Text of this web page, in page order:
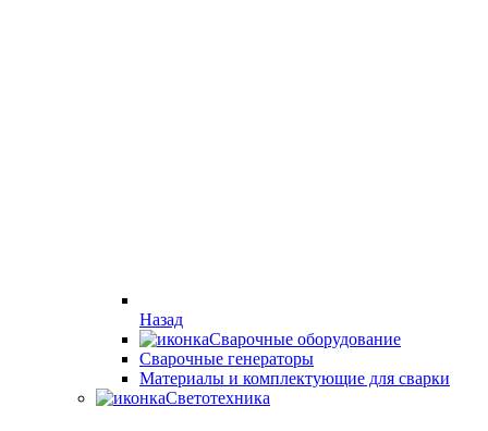
Назад
Сварочные оборудование
Cварочные генераторы
Материалы и комплектующие для сварки
Светотехника